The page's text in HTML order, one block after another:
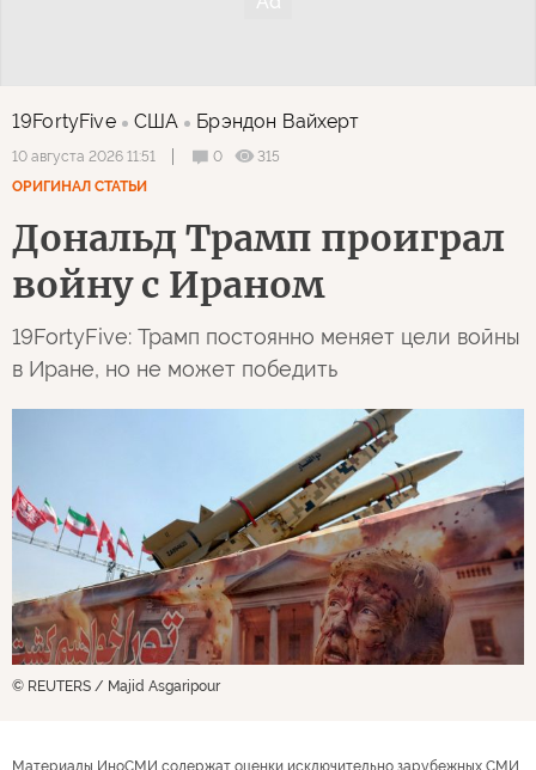
19FortyFive США Брэндон Вайхерт
10 августа 2026 11:51 0
315
ОРИГИНАЛ СТАТЬИ
Дональд Трамп проиграл
войну с Ираном
19FortyFive: Трамп постоянно меняет цели войны
в Иране, но не может победить
© REUTERS / Majid Asgaripour